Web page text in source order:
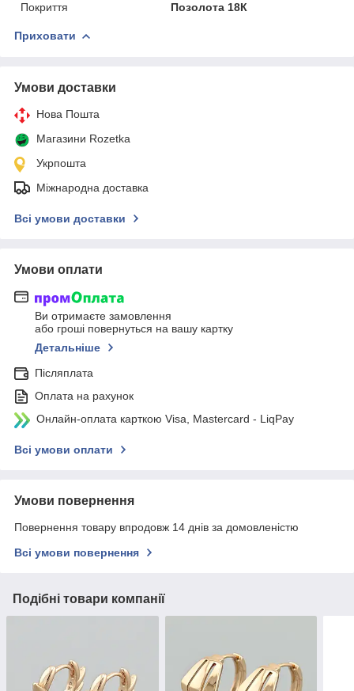
Покриття Позолота 18К
Приховати
Умови доставки
Нова Пошта
Магазини Rozetka
Укрпошта
Міжнародна доставка
Всі умови доставки
Умови оплати
Ви отримаєте замовлення
або гроші повернуться на вашу картку
Детальніше
Післяплата
Оплата на рахунок
Онлайн-оплата карткою Visa, Mastercard - LiqPay
Всі умови оплати
Умови повернення
Повернення товару впродовж 14 днів за домовленістю
Всі умови повернення
Подібні товари компанії